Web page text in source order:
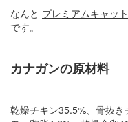
なんと プレミアムキャッ
です。
カナガンの原材料
乾燥チキン35.5%、骨抜